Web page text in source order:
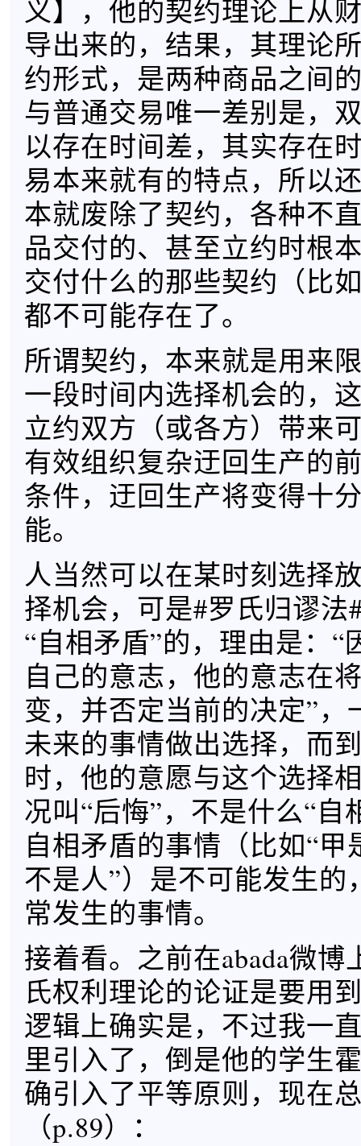
义】，他的契约理论上从
导出来的，结果，其理论
约形式，是两种商品之间
与普通交易唯一差别是，
以存在时间差，其实存在
易本来就有的特点，所以
本就废除了契约，各种不
品交付的、甚至立约时根
交付什么的那些契约（比
都不可能存在了。
所谓契约，本来就是用来
一段时间内选择机会的，
立约双方（或各方）带来
有效组织复杂迂回生产的
条件，迂回生产将变得十
能。
人当然可以在某时刻选择
择机会，可是#罗氏归谬法
“自相矛盾”的，理由是：“
自己的意志，他的意志在
变，并否定当前的决定”，
未来的事情做出选择，而
时，他的意愿与这个选择
况叫“后悔”，不是什么“自
自相矛盾的事情（比如“甲
不是人”）是不可能发生的
常发生的事情。
接着看。之前在abada微博
氏权利理论的论证是要用
逻辑上确实是，不过我一
里引入了，倒是他的学生
确引入了平等原则，现在
（p.89）：